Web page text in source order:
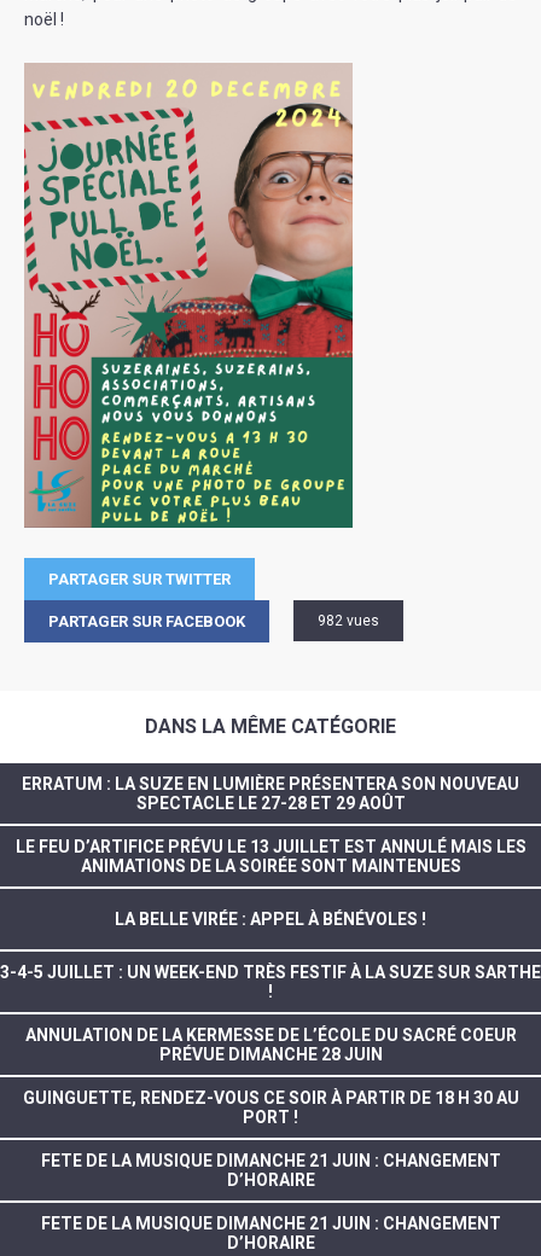
noël !
PARTAGER SUR TWITTER
PARTAGER SUR FACEBOOK 982 vues
DANS LA MÊME CATÉGORIE
ERRATUM : LA SUZE EN LUMIÈRE PRÉSENTERA SON NOUVEAU
SPECTACLE LE 27-28 ET 29 AOÛT
LE FEU D’ARTIFICE PRÉVU LE 13 JUILLET EST ANNULÉ MAIS LES
ANIMATIONS DE LA SOIRÉE SONT MAINTENUES
LA BELLE VIRÉE : APPEL À BÉNÉVOLES !
3-4-5 JUILLET : UN WEEK-END TRÈS FESTIF À LA SUZE SUR SARTHE
!
ANNULATION DE LA KERMESSE DE L’ÉCOLE DU SACRÉ COEUR
PRÉVUE DIMANCHE 28 JUIN
GUINGUETTE, RENDEZ-VOUS CE SOIR À PARTIR DE 18 H 30 AU
PORT !
FETE DE LA MUSIQUE DIMANCHE 21 JUIN : CHANGEMENT
D’HORAIRE
FETE DE LA MUSIQUE DIMANCHE 21 JUIN : CHANGEMENT
D’HORAIRE